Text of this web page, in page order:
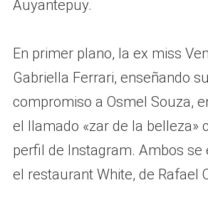
Auyantepuy.
En primer plano, la ex miss
Gabriella Ferrari, enseñando
compromiso a Osmel Souza,
el llamado «zar de la belleza»
perfil de Instagram. Ambos se
el restaurant White, de Rafael